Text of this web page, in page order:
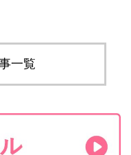
リシー・免責事項
一覧